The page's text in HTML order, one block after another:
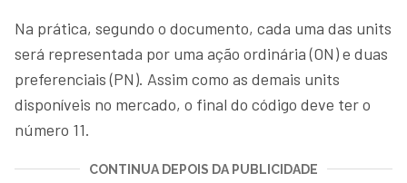
Na prática, segundo o documento, cada uma das units
será representada por uma ação ordinária (ON) e duas
preferenciais (PN). Assim como as demais units
disponíveis no mercado, o final do código deve ter o
número 11.
CONTINUA DEPOIS DA PUBLICIDADE